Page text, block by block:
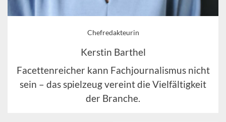
Chefredakteurin
Kerstin Barthel
Facettenreicher kann Fachjournalismus nicht
sein – das spielzeug vereint die Vielfältigkeit
der Branche.